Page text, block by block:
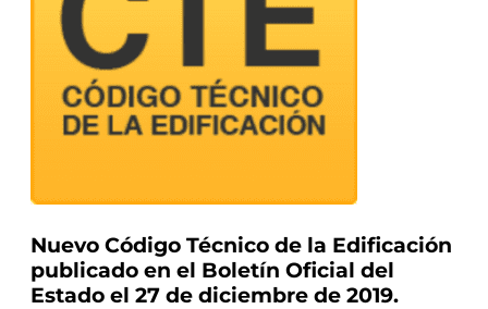
Nuevo Código Técnico de la Edificación
publicado en el Boletín Oficial del
Estado el 27 de diciembre de 2019.